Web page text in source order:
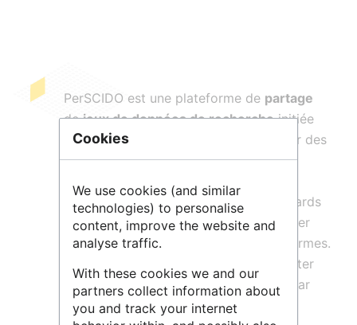
PerSCIDO est une plateforme de partage
dejeux de données de rechercheinitiée
par le labex PERSYVAL-lab, centrée sur des
métadonnéesriches et flexibles. Son
infrastructure et son modèle de
métadonnées sont basés sur les standards
du Linked Open Data ( RDF) pour assurer
l'intéropérabilité
avec d'autres plateformes.
PerSCIDO incite les chercheurs à adopter
de bonnes pratiques : référencement par
desidentifiants pérennes(DOI
Cookies
We use cookies (and similar
technologies) to personalise
content, improve the website and
analyse traffic.
With these cookies we and our
partners collect information about
you and track your internet